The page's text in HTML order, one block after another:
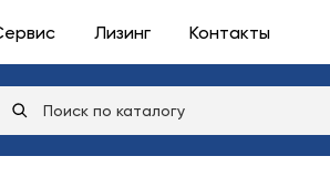
Лизинг Контакты